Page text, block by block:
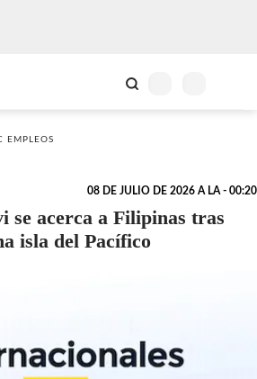
EMPLEOS
08 DE JULIO DE 2026 A LA - 00:20
se acerca a Filipinas tras
isla del Pacífico